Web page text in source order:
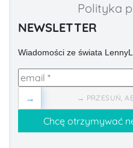
Polityka
NEWSLETTER
Wiadomości ze świata
→ PRZESUŃ,
→